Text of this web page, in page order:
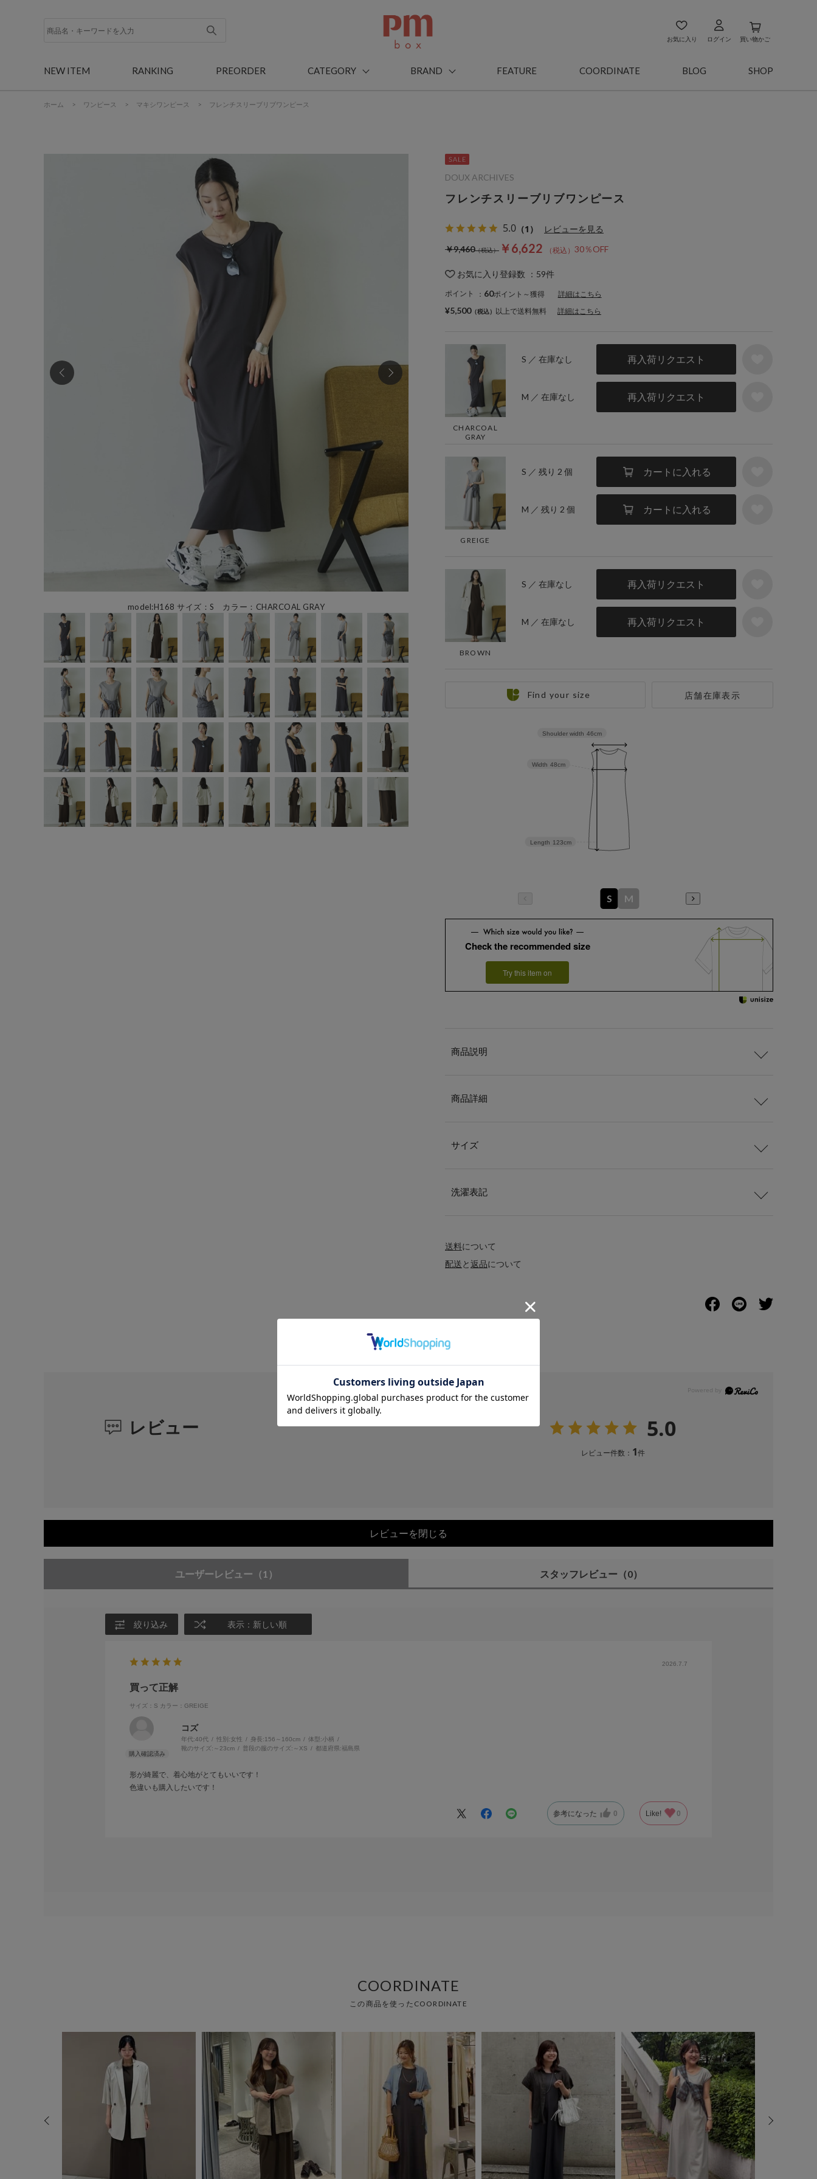
お気に入り ログイン 買い物かご
NEW ITEM RANKING PREORDER CATEGORY BRAND FEATURE COORDINATE BLOG SHOP
ホーム > ワンピース > マキシワンピース > フレンチスリーブリブワンピース
model:H168 サイズ：S カラー：CHARCOAL GRAY
フレンチスリーブリブワンピース
5.0 （1） レビューを見る
￥6,622 30％OFF
￥9,460
お気に入り登録数 ： 59件
ポイント ： 60ポイント～獲得 詳細はこちら
CHARCOAL
GRAY
S ／ 在庫なし 再入荷リクエスト
M ／ 在庫なし 再入荷リクエスト
GREIGE
S ／ 残り 2 個 カートに入れる
M ／ 残り 2 個 カートに入れる
BROWN
S ／ 在庫なし 再入荷リクエスト
M ／ 在庫なし 再入荷リクエスト
店舗在庫表示
DOUX ARCHIVES
¥5,500 以上で送料無料 詳細はこちら
Find your size
Length 123cm
Width 48cm
Shoulder width 46cm
S M
Check the recommended size
Try this item on
商品説明
商品詳細
サイズ
洗濯表記
送料について
配送と返品について
レビュー 5.0
レビュー件数： 1件
レビューを閉じる
ユーザーレビュー （1） スタッフレビュー （0）
絞り込み 表示：新しい順
2026.7.7
買って正解
サイズ：S カラー：GREIGE
コズ
年代:40代 性別:女性 身長:156～160cm 体型:小柄
靴のサイズ: ～23cm 普段の服のサイズ: ～XS 都道府県:福島県
形が綺麗で、着心地がとてもいいです！
色違いも購入したいです！
参考になった 0 Like! 0
COORDINATE
この商品を使ったCOORDINATE